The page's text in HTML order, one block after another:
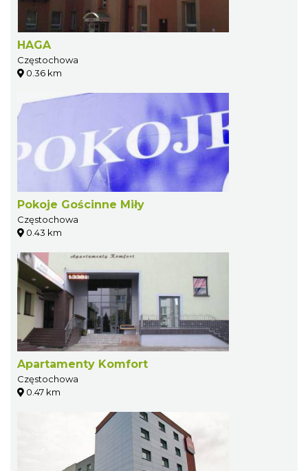
HAGA
Częstochowa
0.36 km
Pokoje Gościnne Miły
Częstochowa
0.43 km
Apartamenty Komfort
Częstochowa
0.47 km